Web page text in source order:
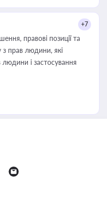
+7
правові позиції та
з прав людини, які
і застосування